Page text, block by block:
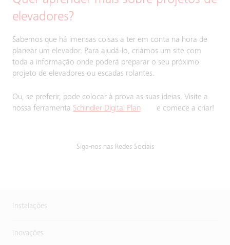
elevadores?
Sabemos que há imensas coisas a ter em conta na hora de
planear um elevador. Para ajudá-lo, criámos um site com
toda a informação onde poderá preparar o seu próximo
projeto de elevadores ou escadas rolantes.
Ou, se preferir, pode colocar à prova as suas ideias. Visite a
nossa ferramenta Schindler Digital Plan e comece a criar!
Siga-nos nas Redes Sociais
Instalações
Inovações